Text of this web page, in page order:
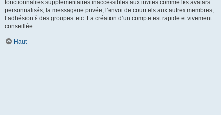
fonctionnalités supplémentaires inaccessibles aux invités comme les avatars
personnalisés, la messagerie privée, l’envoi de courriels aux autres membres,
l’adhésion à des groupes, etc. La création d’un compte est rapide et vivement
conseillée.
Haut